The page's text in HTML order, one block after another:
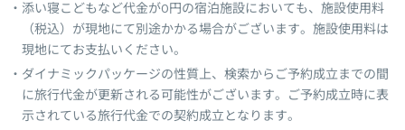
添い寝こどもなど代金が0円の宿泊施設においても、施設使用料
（税込）が現地にて別途かかる場合がございます。施設使用料は
現地にてお支払いください。
ダイナミックパッケージの性質上、検索からご予約成立までの間
に旅行代金が更新される可能性がございます。ご予約成立時に表
示されている旅行代金での契約成立となります。